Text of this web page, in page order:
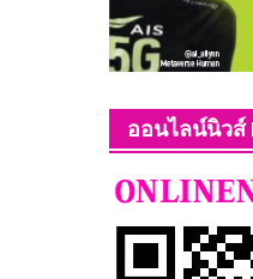
ออนไลน์นิวส์